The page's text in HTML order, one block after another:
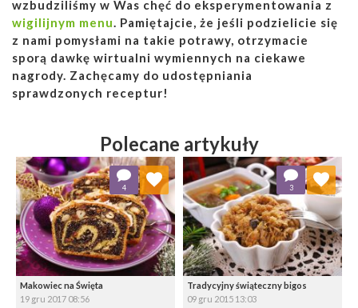
wzbudziliśmy w Was chęć do eksperymentowania z
wigilijnym menu. Pamiętajcie, że jeśli podzielicie się
z nami pomysłami na takie potrawy, otrzymacie
sporą dawkę wirtualni wymiennych na ciekawe
nagrody. Zachęcamy do udostępniania
sprawdzonych receptur!
Polecane artykuły
Makowiec na Święta
19 gru 2017 08:56
4
Dodaj do ulubionych
Wybierz listę:
Tradycyjny świąteczny bigos
09 gru 2015 13:03
3
Dodaj do ulubionych
Wybierz listę: